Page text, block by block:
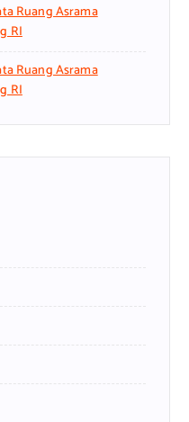
Ruang Asrama
RI
Ruang Asrama
RI